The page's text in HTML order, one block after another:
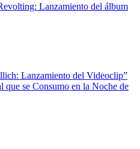
Lanzamiento del álbum
Lanzamiento del Videoclip”
se Consumo en la Noche de